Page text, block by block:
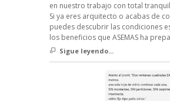
en nuestro trabajo con total
Si ya eres arquitecto o acabas de
puedes descubrir las condiciones
los beneficios que ASEMAS ha
Sigue leyendo...